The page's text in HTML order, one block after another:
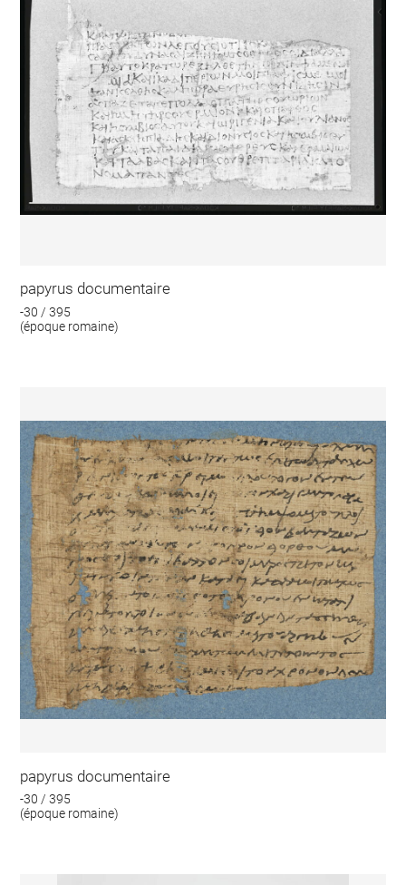
papyrus documentaire
-30 / 395
(époque romaine)
papyrus documentaire
-30 / 395
(époque romaine)